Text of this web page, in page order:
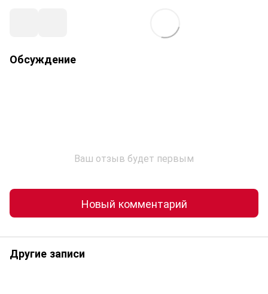
Обсуждение
Ваш отзыв будет первым
Новый комментарий
Другие записи